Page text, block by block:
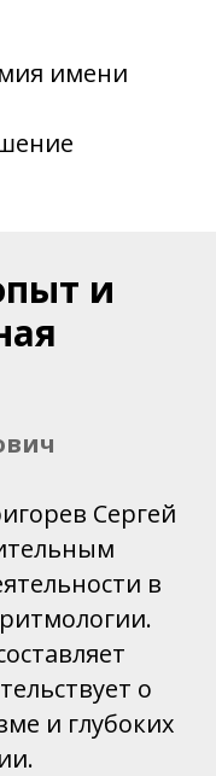
имени
и
Сергей
в
о
и глубоких